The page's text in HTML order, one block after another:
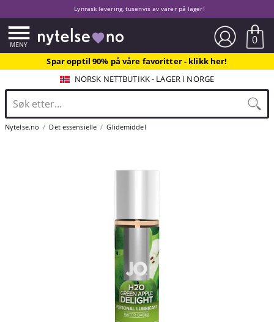
Lynrask levering, tusenvis av varer på lager!
0
Spar opptil 90% på våre favoritter - klikk her!
NORSK NETTBUTIKK - LAGER I NORGE
Nytelse.no Det essensielle Glidemiddel